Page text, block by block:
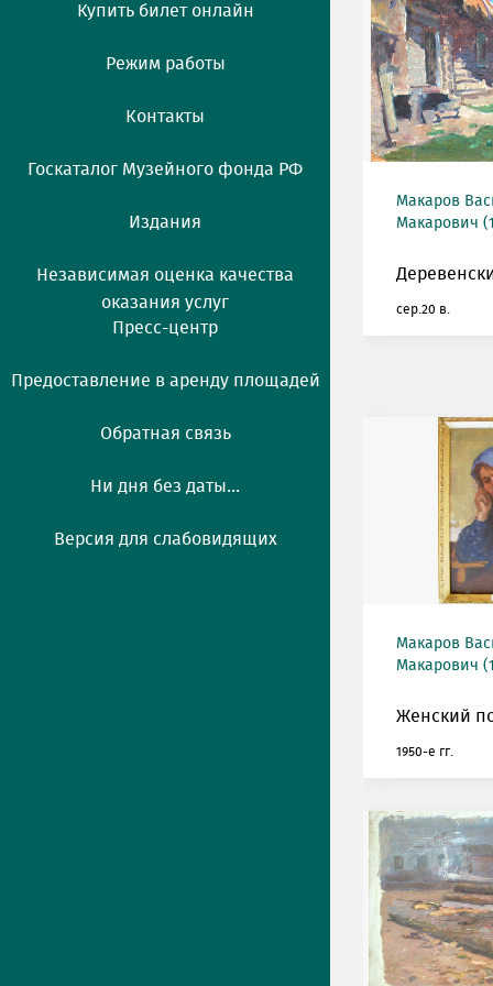
Купить билет онлайн
Режим работы
Контакты
Госкаталог Музейного фонда РФ
Издания
Независимая оценка качества
оказания услуг
Пресс-центр
Предоставление в аренду площадей
Обратная связь
Ни дня без даты...
Версия для слабовидящих
Макаров
Макарович
сер.20 в.
Макаров
Макарович
Женский
1950-е гг.